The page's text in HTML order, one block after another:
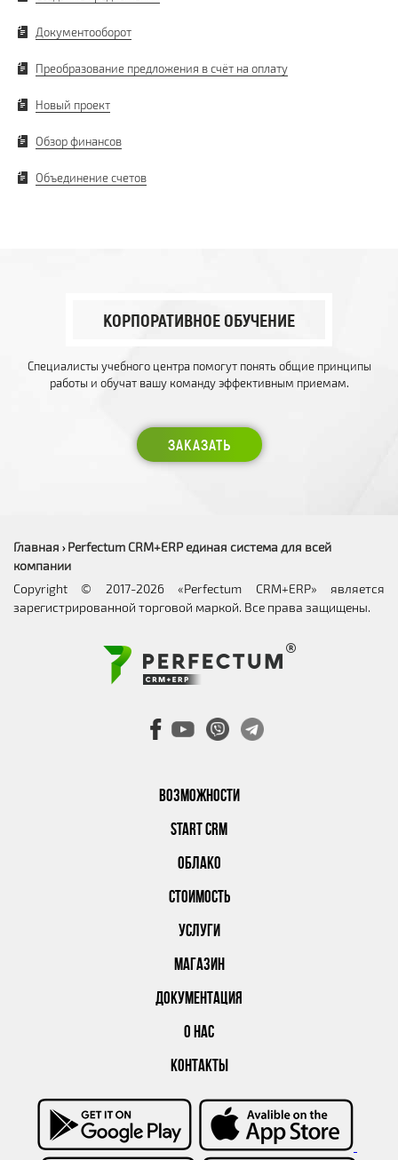
Документооборот
Преобразование предложения в счёт на оплату
Новый проект
Обзор финансов
Объединение счетов
КОРПОРАТИВНОЕ ОБУЧЕНИЕ
Специалисты учебного центра помогут понять общие принципы
работы и обучат вашу команду эффективным приемам.
ЗАКАЗАТЬ
ВОЗМОЖНОСТИ
START CRM
ОБЛАКО
СТОИМОСТЬ
УСЛУГИ
МАГАЗИН
ДОКУМЕНТАЦИЯ
О НАС
КОНТАКТЫ
Главная › Perfectum CRM+ERP единая система для всей
компании
Copyright © 2017-2026 «Perfectum CRM+ERP» является
зарегистрированной торговой маркой. Все права защищены.